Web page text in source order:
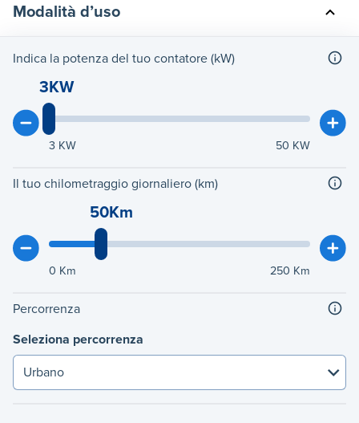
Modalità d’uso
Indica la potenza del tuo contatore (kW)
3KW
3 KW 50 KW
Il tuo chilometraggio giornaliero (km)
50Km
0 Km 250 Km
Percorrenza
Seleziona percorrenza